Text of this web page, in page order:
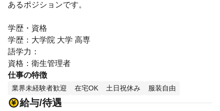
あるポジションです。
学歴・資格
学歴：大学院 大学 高専
語学力：
資格：衛生管理者
仕事の特徴
業界未経験者歓迎 在宅OK 土日祝休み 服装自由
給与/待遇